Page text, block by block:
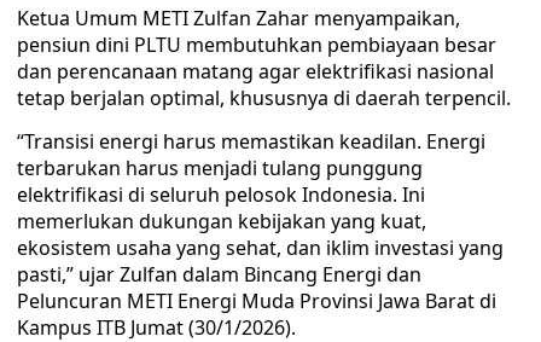
Ketua Umum METI Zulfan Zahar menyampaikan,
pensiun dini PLTU membutuhkan pembiayaan besar
dan perencanaan matang agar elektrifikasi nasional
tetap berjalan optimal, khususnya di daerah terpencil.
“Transisi energi harus memastikan keadilan. Energi
terbarukan harus menjadi tulang punggung
elektrifikasi di seluruh pelosok Indonesia. Ini
memerlukan dukungan kebijakan yang kuat,
ekosistem usaha yang sehat, dan iklim investasi yang
pasti,” ujar Zulfan dalam Bincang Energi dan
Peluncuran METI Energi Muda Provinsi Jawa Barat di
Kampus ITB Jumat (30/1/2026).